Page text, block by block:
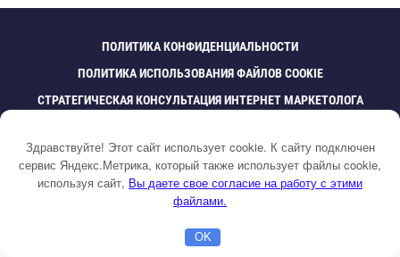
ПОЛИТИКА КОНФИДЕНЦИАЛЬНОСТИ
ПОЛИТИКА ИСПОЛЬЗОВАНИЯ ФАЙЛОВ COOKIE
СТРАТЕГИЧЕСКАЯ КОНСУЛЬТАЦИЯ ИНТЕРНЕТ МАРКЕТОЛОГА
КЕЙСЫ ЯНДЕКС ДИРЕКТ И РЕКЛАМА
B2B РЕКЛАМА КЕЙСЫ
ОТЗЫВЫ
Здравствуйте! Этот сайт использует cookie. К сайту подключен
сервис Яндекс.Метрика, который также использует файлы cookie,
используя сайт, ы даете свое согласие на работу с этими
файлами.
OK